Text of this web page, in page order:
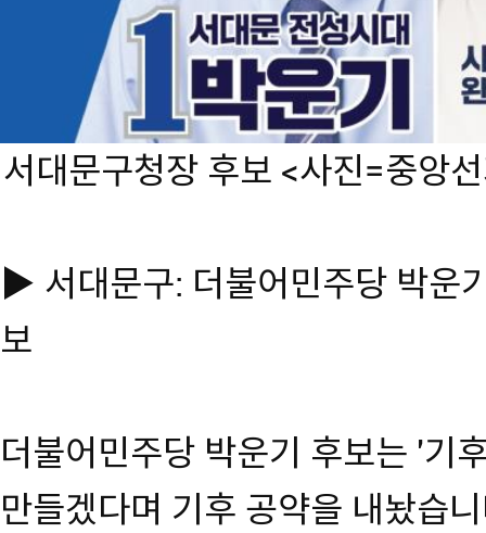
서대문구청장 후보 <사진=중앙
▶ 서대문구: 더불어민주당 박운
보
더불어민주당 박운기 후보는 '기
만들겠다며 기후 공약을 내놨습